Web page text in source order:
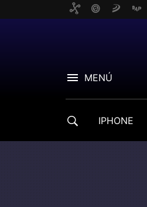
MENÚ
IPHONE